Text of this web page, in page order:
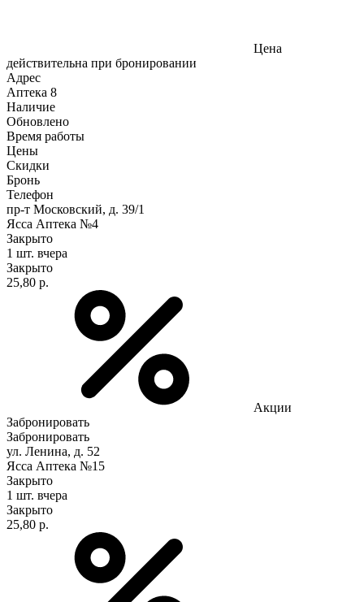
Цена
действительна при бронировании
Адрес
Аптека 8
Наличие
Обновлено
Время работы
Цены
Скидки
Бронь
Телефон
пр-т Московский, д. 39/1
Ясса Аптека №4
Закрыто
1 шт. вчера
Закрыто
25,80 р.
Акции
Забронировать
Забронировать
ул. Ленина, д. 52
Ясса Аптека №15
Закрыто
1 шт. вчера
Закрыто
25,80 р.